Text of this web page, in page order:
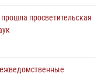
мастерства среди
просветительская